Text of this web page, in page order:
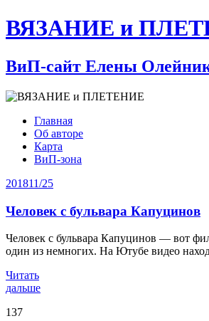
ВЯЗАНИЕ и
ВиП-сайт Елены
Главная
Об авторе
Карта
ВиП-зона
201811/25
Человек с бульвара Капуцинов
Человек с бульвара Капуцинов — вот
один из немногих. На Ютубе видео
Читать
дальше
137